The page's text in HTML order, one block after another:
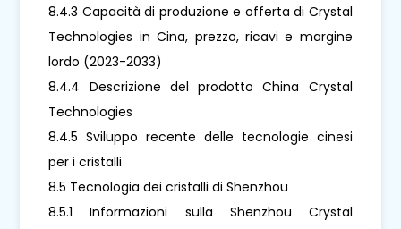
8.4.3 Capacità di produzione e offerta di Crystal
Technologies in Cina, prezzo, ricavi e margine
lordo (2023-2033)
8.4.4 Descrizione del prodotto China Crystal
Technologies
8.4.5 Sviluppo recente delle tecnologie cinesi
per i cristalli
8.5 Tecnologia dei cristalli di Shenzhou
8.5.1 Informazioni sulla Shenzhou Crystal